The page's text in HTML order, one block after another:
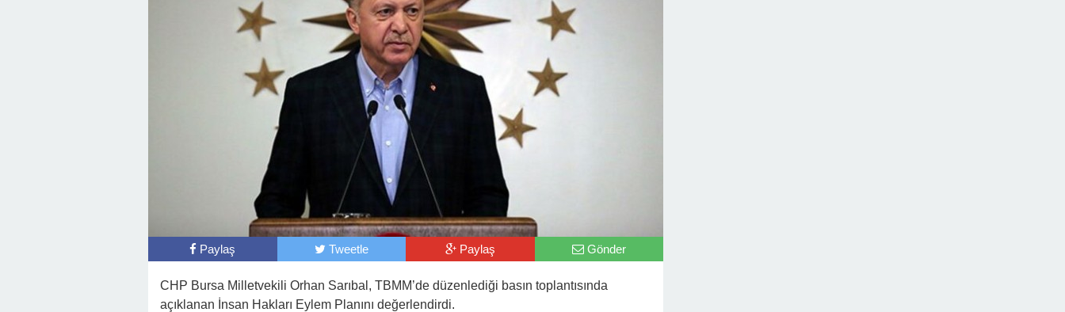
Paylaş Tweetle Paylaş Gönder
CHP Bursa Milletvekili Orhan Sarıbal, TBMM’de düzenlediği basın toplantısında
açıklanan İnsan Hakları Eylem Planını değerlendirdi.